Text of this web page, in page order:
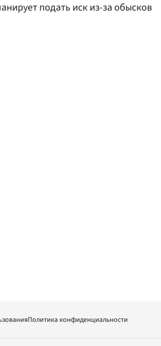
подать иск из-за обысков
Политика конфиденциальности